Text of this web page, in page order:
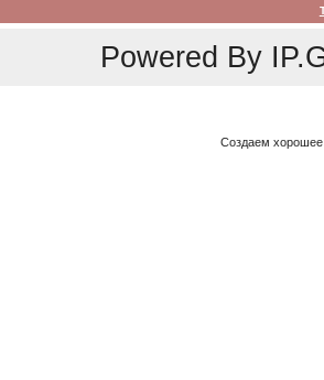
Powered By
Создаем